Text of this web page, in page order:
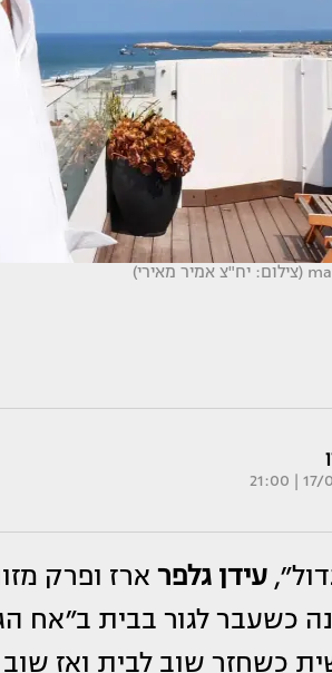
17/
עידן גלפר ארז ופרק
כשעבר לגור בבית ב״אח
כשחזר שוב לבית ואז